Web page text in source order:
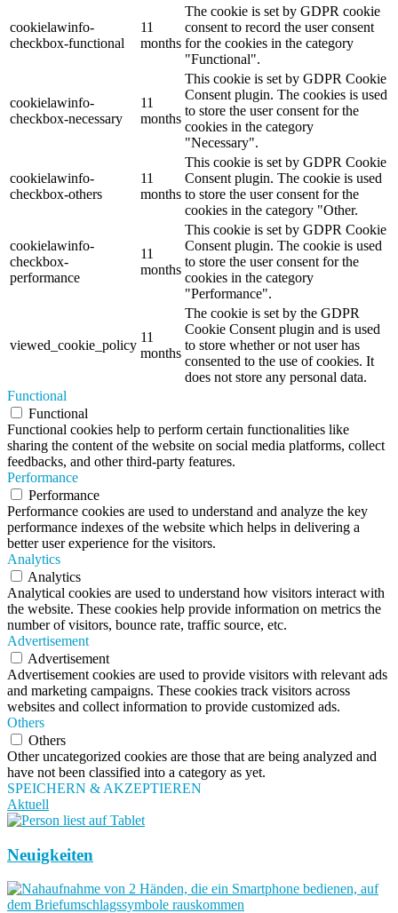
cookielawinfo-
checkbox-functional
11
months
The cookie is set by GDPR cookie
consent to record the user consent
for the cookies in the category
"Functional".
cookielawinfo-
checkbox-necessary
11
months
This cookie is set by GDPR Cookie
Consent plugin. The cookies is used
to store the user consent for the
cookies in the category
"Necessary".
cookielawinfo-
checkbox-others
11
months
This cookie is set by GDPR Cookie
Consent plugin. The cookie is used
to store the user consent for the
cookies in the category "Other.
cookielawinfo-
checkbox-
performance
11
months
This cookie is set by GDPR Cookie
Consent plugin. The cookie is used
to store the user consent for the
cookies in the category
"Performance".
viewed_cookie_policy
11
months
The cookie is set by the GDPR
Cookie Consent plugin and is used
to store whether or not user has
consented to the use of cookies. It
does not store any personal data.
Functional
Functional
Functional cookies help to perform certain functionalities like
sharing the content of the website on social media platforms, collect
feedbacks, and other third-party features.
Performance
Performance
Performance cookies are used to understand and analyze the key
performance indexes of the website which helps in delivering a
better user experience for the visitors.
Analytics
Analytics
Analytical cookies are used to understand how visitors interact with
the website. These cookies help provide information on metrics the
number of visitors, bounce rate, traffic source, etc.
Advertisement
Advertisement
Advertisement cookies are used to provide visitors with relevant ads
and marketing campaigns. These cookies track visitors across
websites and collect information to provide customized ads.
Others
Others
Other uncategorized cookies are those that are being analyzed and
have not been classified into a category as yet.
SPEICHERN & AKZEPTIEREN
Aktuell
Neuigkeiten